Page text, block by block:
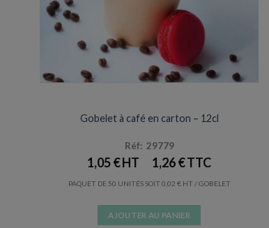
Gobelet à café en carton – 12cl
Réf: 29779
1,05€ 1,26€
PAQUET DE 50 UNITÉS SOIT 0,02 € / GOBELET
AJOUTER AU PANIER